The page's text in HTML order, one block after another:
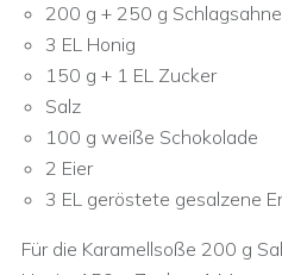
200 g + 250 g Schlagsahne
3 EL Honig
150 g + 1 EL Zucker
Salz
100 g weiße Schokolade
2 Eier
3 EL geröstete gesalzene
Für die Karamellsoße 200 g